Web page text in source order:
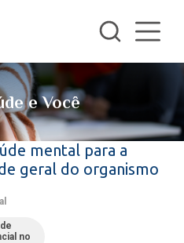
e Você
mental para a
geral do organismo
no